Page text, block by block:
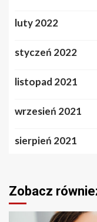
luty 2022
styczeń 2022
listopad 2021
wrzesień 2021
sierpień 2021
Zobacz